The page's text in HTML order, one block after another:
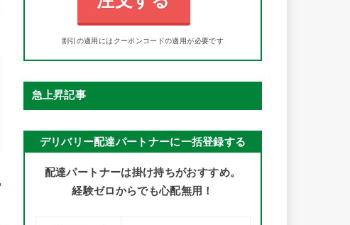
割引の適用にはクーポンコードの適用が必要です
急上昇記事
デリバリー配達パートナーに一括登録する
配達パートナーは掛け持ちがおすすめ。
経験ゼロからでも心配無用！